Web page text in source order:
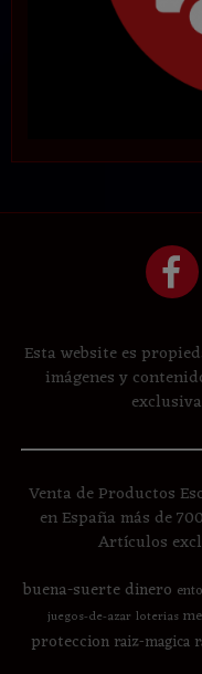
Esta website es
imágenes y
Venta de Productos
en España más de
Artículos
buena-suertedinero
juegos-de-azar loterias
proteccion raiz-magica